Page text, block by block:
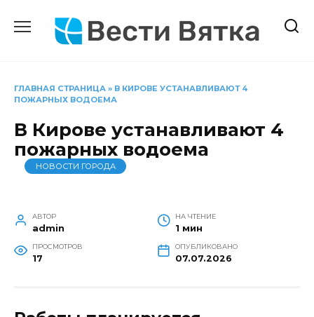
содержанию
ГЛАВНАЯ СТРАНИЦА » В КИРОВЕ УСТАНАВЛИВАЮТ 4
ПОЖАРНЫХ ВОДОЕМА
В Кирове устанавливают 4
пожарных водоема
НОВОСТИ ГОРОДА
АВТОР
admin
НА ЧТЕНИЕ
1 мин
ПРОСМОТРОВ
17
ОПУБЛИКОВАНО
07.07.2026